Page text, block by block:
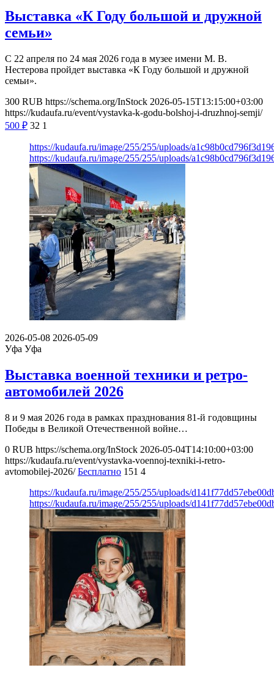
Выставка «К Году большой и дружной
семьи»
С 22 апреля по 24 мая 2026 года в музее имени М. В.
Нестерова пройдет выставка «К Году большой и дружной
семьи».
300 RUB https://schema.org/InStock 2026-05-15T13:15:00+03:00
https://kudaufa.ru/event/vystavka-k-godu-bolshoj-i-druzhnoj-semji/
500 ₽ 32 1
https://kudaufa.ru/image/255/255/uploads/
https://kudaufa.ru/image/255/255/uploads/
2026-05-08 2026-05-09
Уфа Уфа
Выставка военной техники и ретро-
автомобилей 2026
8 и 9 мая 2026 года в рамках празднования 81-й годовщины
Победы в Великой Отечественной войне…
0 RUB https://schema.org/InStock 2026-05-04T14:10:00+03:00
https://kudaufa.ru/event/vystavka-voennoj-texniki-i-retro-
avtomobilej-2026/ Бесплатно 151 4
https://kudaufa.ru/image/255/255/uploads/
https://kudaufa.ru/image/255/255/uploads/